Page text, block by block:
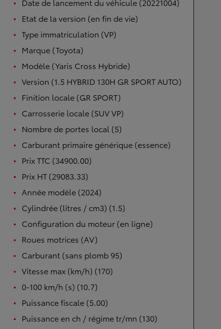
Etat de la version (en fin de vie)
Type immatriculation (VP)
Marque (Toyota)
Modèle (Yaris Cross Hybride)
Version (1.5 HYBRID 130H GR SPORT AUTO)
Finition locale (GR SPORT)
Carrosserie locale (SUV VP)
Nombre de portes local (5)
Carburant primaire générique (essence)
Prix TTC (34900.00)
Prix HT (29083.33)
Année modèle (2024)
Cylindrée (litres / cm3) (1.5)
Configuration du moteur (en ligne)
Roues motrices (AV)
Carburant (sans plomb 95)
Vitesse max (km/h) (170)
0-100 km/h (s) (10.7)
Puissance fiscale (5.00)
Puissance en ch / régime tr/mn (130)